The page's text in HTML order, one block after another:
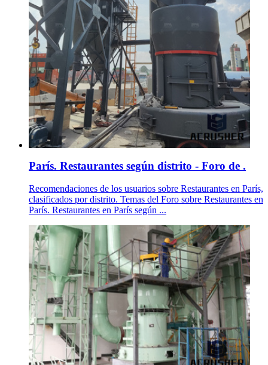
París. Restaurantes según distrito - Foro de .
Recomendaciones de los usuarios sobre Restaurantes en París,
clasificados por distrito. Temas del Foro sobre Restaurantes en
París. Restaurantes en París según ...